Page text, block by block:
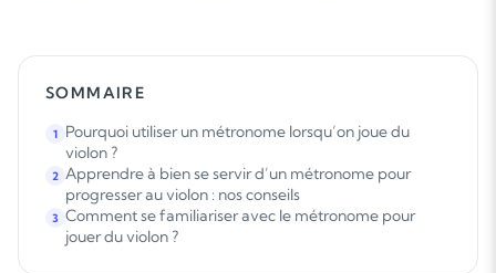
SOMMAIRE
1
Pourquoi utiliser un métronome lorsqu’on joue du
violon ?
2 Apprendre à bien se servir d’un métronome pour
progresser au violon : nos conseils
3 Comment se familiariser avec le métronome pour
jouer du violon ?